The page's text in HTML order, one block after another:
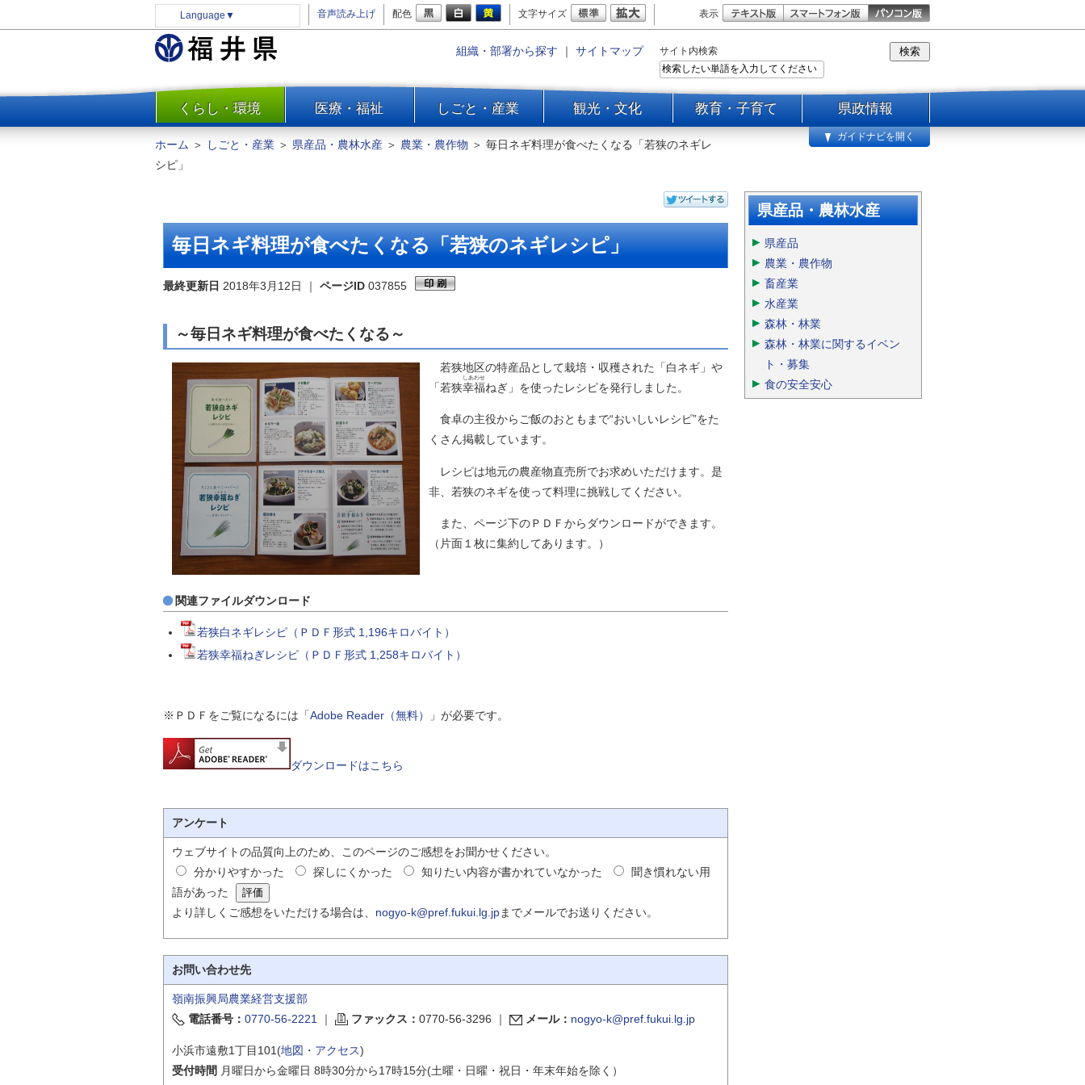
Language ▼ 音声読み上げ 配色 文字サイズ 表示
組織・部署から探す ｜ サイトマップ サイト内検索
一覧
くらし・環境 医療・福祉 しごと・産業 観光・文化 教育・子育て 県政情報
防災
安全安心
住まい・土地
環境問題・廃棄物対策・リサ
交通・道路
河川・砂防・港湾
ホーム ＞ しごと・産業 ＞ 県産品・農林水産 ＞ 農業・農作物 ＞ 毎日ネギ料理が食べたくなる「若狭のネギレ
シピ」
ガイドナビを開く
毎日ネギ料理が食べたくなる「若狭のネギレシピ」
最終更新日 2018年3月12日 ｜ ページID 037855
～毎日ネギ料理が食べたくなる～
若狭地区の特産品として栽培・収穫された「白ネギ」や
「若狭幸福
しあわせ
ねぎ」を使ったレシピを発行しました。
食卓の主役からご飯のおともまで“おいしいレシピ”をた
くさん掲載しています。
レシピは地元の農産物直売所でお求めいただけます。是
非、若狭のネギを使って料理に挑戦してください。
また、ページ下のＰＤＦからダウンロードができます。
（片面１枚に集約してあります。）
関連ファイルダウンロード
若狭白ネギレシピ（ＰＤＦ形式 1,196キロバイト）
若狭幸福ねぎレシピ（ＰＤＦ形式 1,258キロバイト）
※ＰＤＦをご覧になるには「Adobe Reader（無料） 」が必要です。
ダウンロードはこちら
アンケート
ウェブサイトの品質向上のため、このページのご感想をお聞かせください。
分かりやすかった
探しにくかった 知りたい内容が書かれていなかった
聞き慣れない用
語があった
より詳しくご感想をいただける場合は、 nogyo-k@pref.fukui.lg.jpまでメールでお送りください。
お問い合わせ先
嶺南振興局農業経営支援部
電話番号： 0770-56-2221 ｜ ファックス： 0770-56-3296 ｜ メール： nogyo-k@pref.fukui.lg.jp
小浜市遠敷1丁目101(地図・アクセス)
受付時間 月曜日から金曜日 8時30分から17時15分(土曜・日曜・祝日・年末年始を除く）
県産品・農林水産
県産品
農業・農作物
畜産業
水産業
森林・林業
森林・林業に関するイベン
ト・募集
食の安全安心